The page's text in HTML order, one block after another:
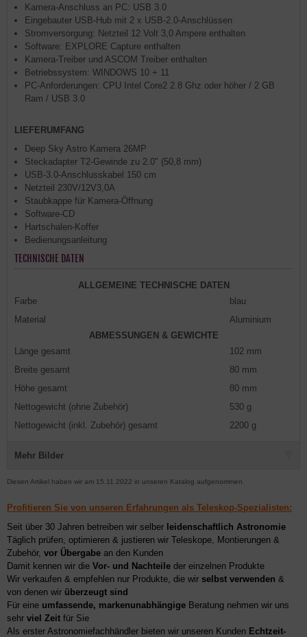
Kamera-Anschluss an PC: USB 3.0
Eingebauter USB-Hub mit 2 x USB-2.0-Anschlüssen
Stromversorgung: Netzteil 12 Volt 3,0 Ampere enthalten
Software: EXPLORE Capture enthalten
Kamera-Treiber und ASCOM Treiber enthalten
Betriebssystem: WINDOWS 10 + 11
PC-Anforderungen: CPU Intel Core2 2.8 Ghz oder höher / 2 GB
Ram / USB 3.0
LIEFERUMFANG
Deep Sky Astro Kamera 26MP
Steckadapter T2-Gewinde zu 2.0" (50,8 mm)
USB-3.0-Anschlusskabel 150 cm
Netzteil 230V/12V3,0A
Staubkappe für Kamera-Öffnung
Software-CD
Hartschalen-Koffer
Bedienungsanleitung
TECHNISCHE DATEN
ALLGEMEINE TECHNISCHE DATEN
Farbe
blau
Material
Aluminium
ABMESSUNGEN & GEWICHTE
Länge gesamt
102 mm
Breite gesamt
80 mm
Höhe gesamt
80 mm
Nettogewicht (ohne Zubehör)
530 g
Nettogewicht (inkl. Zubehör) gesamt
2200 g
Mehr Bilder
Diesen Artikel haben wir am 15.11.2022 in unseren Katalog aufgenommen.
Profitieren Sie von unseren Erfahrungen als Teleskop-Spezialisten:
Seit über 30 Jahren betreiben wir selber leidenschaftlich Astronomie
Täglich prüfen, optimieren & justieren wir Teleskope, Montierungen &
Zubehör, vor Übergabe an den Kunden
Damit kennen wir die Vor- und Nachteile der einzelnen Produkte
Wir verkaufen & empfehlen nur Produkte, die wir selbst verwenden &
von denen wir überzeugt sind
Für eine umfassende, markenunabhängige Beratung nehmen wir uns
sehr viel Zeit für Sie
Als erster Astronomiefachhändler bieten wir unseren Kunden Echtzeit-